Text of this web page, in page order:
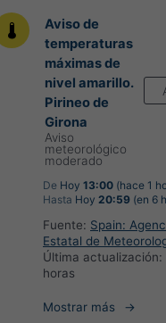
Aviso de
temperaturas
máximas de
nivel amarillo.
Pirineo de
Girona
Aviso
meteorológico
moderado
De Hoy 13:00 (hace 1
Hasta Hoy 20:59 (en 6
Fuente: Spain:
Estatal de
Última actualización:
horas
Mostrar más